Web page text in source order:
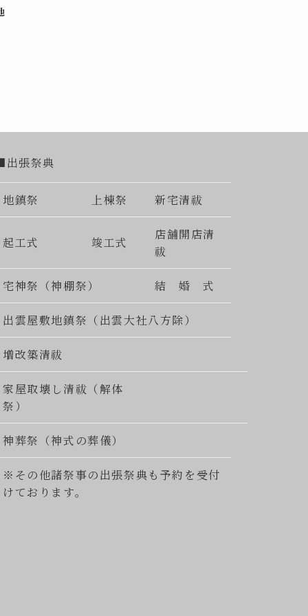
張祭典
地鎮祭 上棟祭 新宅清祓
起工式 竣工式
店舗開店清
祓
宅神祭（神棚祭） 結 婚 式
出雲屋敷地鎮祭（出雲大社八方除）
増改築清祓
家屋取壊し清祓（解体
祭）
神葬祭（神式の葬儀）
※その他諸祭事の出張祭典も予約を受付
けております。